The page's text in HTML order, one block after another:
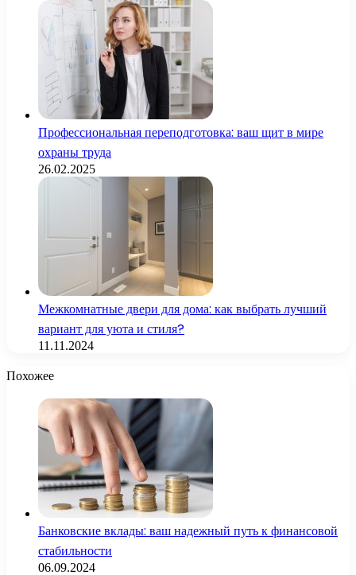
Профессиональная переподготовка: ваш щит в мире
охраны труда
26.02.2025
Межкомнатные двери для дома: как выбрать лучший
вариант для уюта и стиля?
11.11.2024
Похожее
Банковские вклады: ваш надежный путь к финансовой
стабильности
06.09.2024